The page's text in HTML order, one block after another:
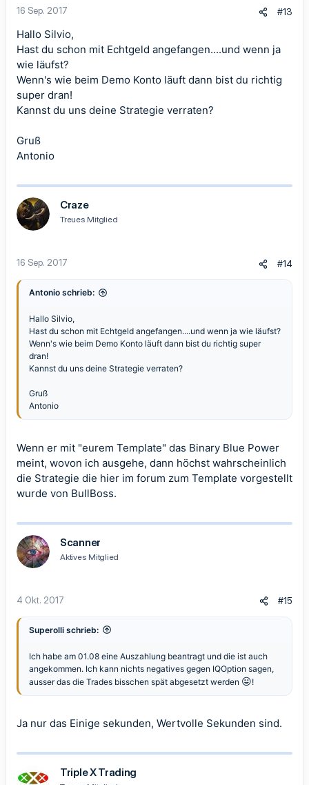
16 Sep. 2017 #13
Hallo Silvio,
Hast du schon mit Echtgeld angefangen....und wenn ja
wie läufst?
Wenn's wie beim Demo Konto läuft dann bist du richtig
super dran!
Kannst du uns deine Strategie verraten?
Gruß
Antonio
Craze
Treues Mitglied
16 Sep. 2017 #14
Antonio schrieb:
Hallo Silvio,
Hast du schon mit Echtgeld angefangen....und wenn ja wie läufst?
Wenn's wie beim Demo Konto läuft dann bist du richtig super
dran!
Kannst du uns deine Strategie verraten?
Gruß
Antonio
Wenn er mit "eurem Template" das Binary Blue Power
meint, wovon ich ausgehe, dann höchst wahrscheinlich
die Strategie die hier im forum zum Template vorgestellt
wurde von BullBoss.
Scanner
Aktives Mitglied
4 Okt. 2017 #15
Superolli schrieb:
Ich habe am 01.08 eine Auszahlung beantragt und die ist auch
angekommen. Ich kann nichts negatives gegen IQOption sagen,
ausser das die Trades bisschen spät abgesetzt werden 😛!
Ja nur das Einige sekunden, Wertvolle Sekunden sind.
Triple X Trading